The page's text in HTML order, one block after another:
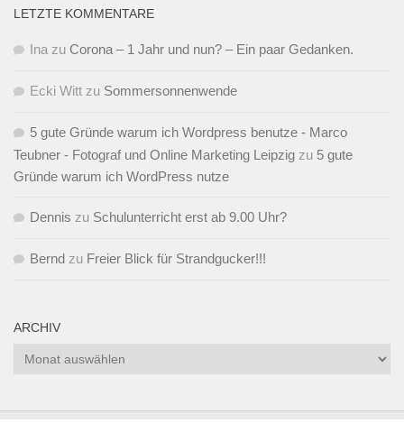
LETZTE KOMMENTARE
Ina zu Corona – 1 Jahr und nun? – Ein paar Gedanken.
Ecki Witt zu Sommersonnenwende
5 gute Gründe warum ich Wordpress benutze - Marco
Teubner - Fotograf und Online Marketing Leipzig zu 5 gute
Gründe warum ich WordPress nutze
Dennis zu Schulunterricht erst ab 9.00 Uhr?
Bernd zu Freier Blick für Strandgucker!!!
ARCHIV
Archiv